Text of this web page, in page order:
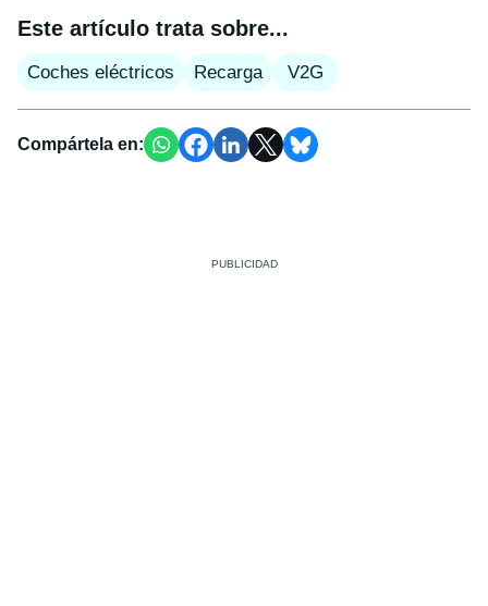
Este artículo trata sobre...
Coches eléctricos Recarga V2G
Compártela en: